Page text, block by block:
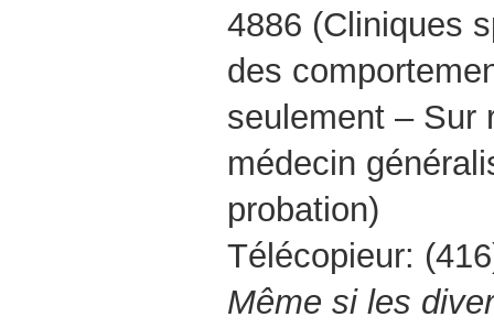
4886 (Cliniques
des
seulement – Sur
médecin
probation)
Télécopieur:
Même si les